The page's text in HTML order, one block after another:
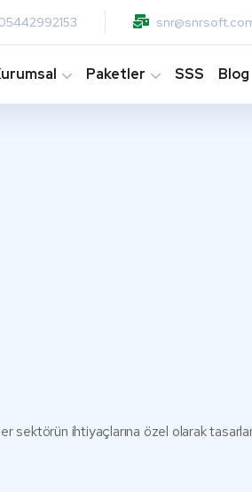
Paketler SSS Blog
sektörün ihtiyaçlarına özel olarak